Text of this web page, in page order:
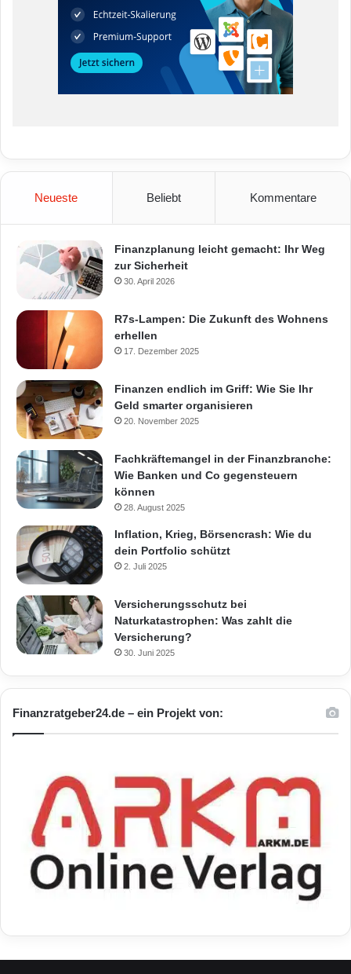
Neueste Beliebt Kommentare
Finanzplanung leicht gemacht: Ihr Weg
zur Sicherheit
30. April 2026
R7s-Lampen: Die Zukunft des Wohnens
erhellen
17. Dezember 2025
Finanzen endlich im Griff: Wie Sie Ihr
Geld smarter organisieren
20. November 2025
Fachkräftemangel in der Finanzbranche:
Wie Banken und Co gegensteuern
können
28. August 2025
Inflation, Krieg, Börsencrash: Wie du
dein Portfolio schützt
2. Juli 2025
Versicherungsschutz bei
Naturkatastrophen: Was zahlt die
Versicherung?
30. Juni 2025
Finanzratgeber24.de – ein Projekt von: